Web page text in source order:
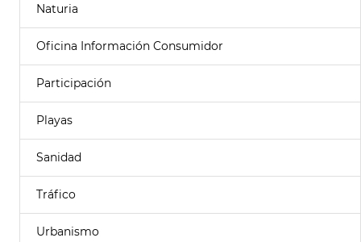
Naturia
Oficina Información Consumidor
Participación
Playas
Sanidad
Tráfico
Urbanismo